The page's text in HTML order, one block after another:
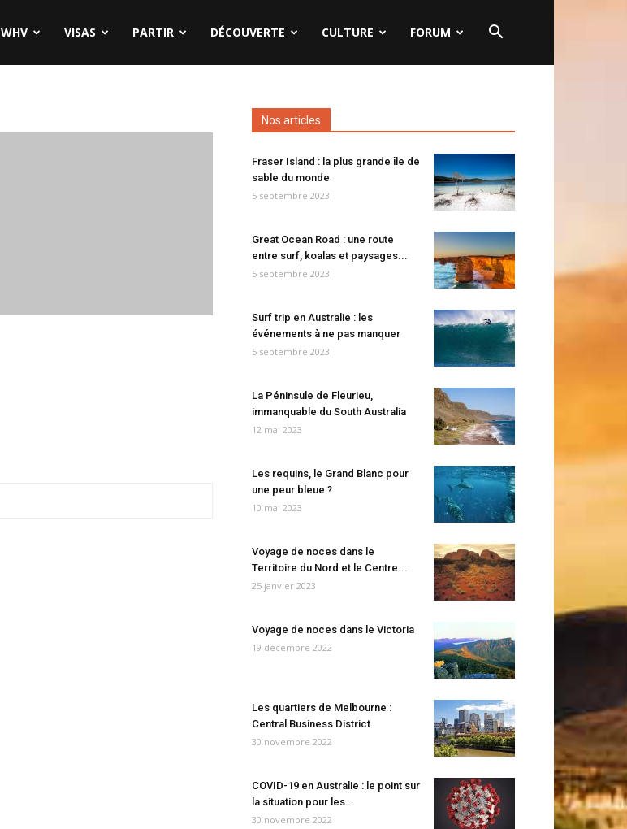
WHV VISAS PARTIR DÉCOUVERTE CULTURE FORUM
Nos articles
Fraser Island : la plus grande île de
sable du monde
5 septembre 2023
Great Ocean Road : une route
entre surf, koalas et paysages...
5 septembre 2023
Surf trip en Australie : les
événements à ne pas manquer
5 septembre 2023
La Péninsule de Fleurieu,
immanquable du South Australia
12 mai 2023
Les requins, le Grand Blanc pour
une peur bleue ?
10 mai 2023
Voyage de noces dans le
Territoire du Nord et le Centre...
25 janvier 2023
Voyage de noces dans le Victoria
19 décembre 2022
Les quartiers de Melbourne :
Central Business District
30 novembre 2022
COVID-19 en Australie : le point sur
la situation pour les...
30 novembre 2022